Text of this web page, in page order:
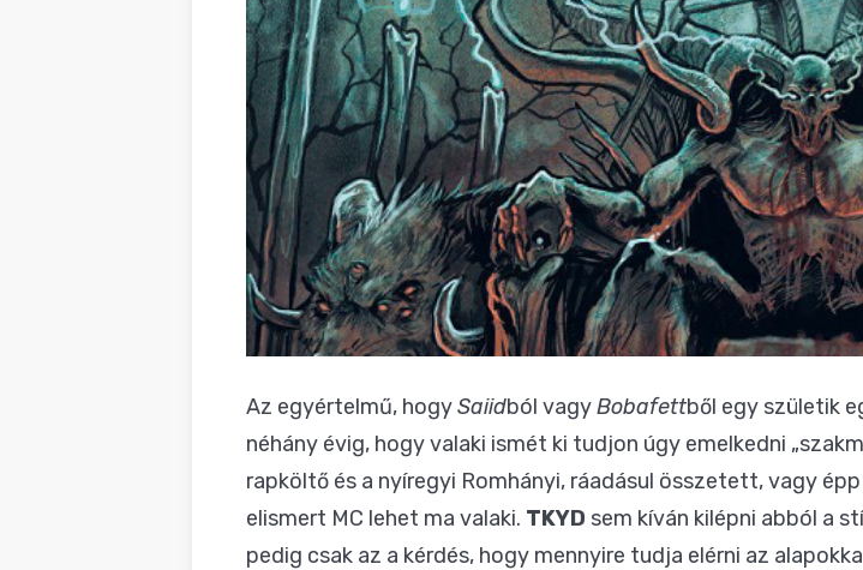
Az egyértelmű, hogySaiidból vagyBobafettből egy születik
néhány évig, hogy valaki ismét ki tudjon úgy emelkedni
rapköltő és a nyíregyi Romhányi, ráadásul összetett, vagy
elismert MC lehet ma valaki. TKYD sem kíván kilépni abból a
pedig csak az a kérdés, hogy mennyire tudja elérni az